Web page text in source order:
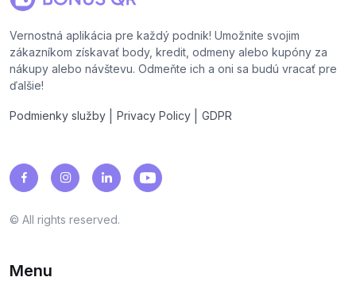
Vernostná aplikácia pre každý podnik! Umožnite svojim
zákazníkom získavať body, kredit, odmeny alebo kupóny za
nákupy alebo návštevu. Odmeňte ich a oni sa budú vracať pre
ďalšie!
Podmienky služby Privacy Policy GDPR
© All rights reserved.
Menu